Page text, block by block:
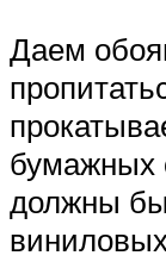
Даем
бумажных
должны